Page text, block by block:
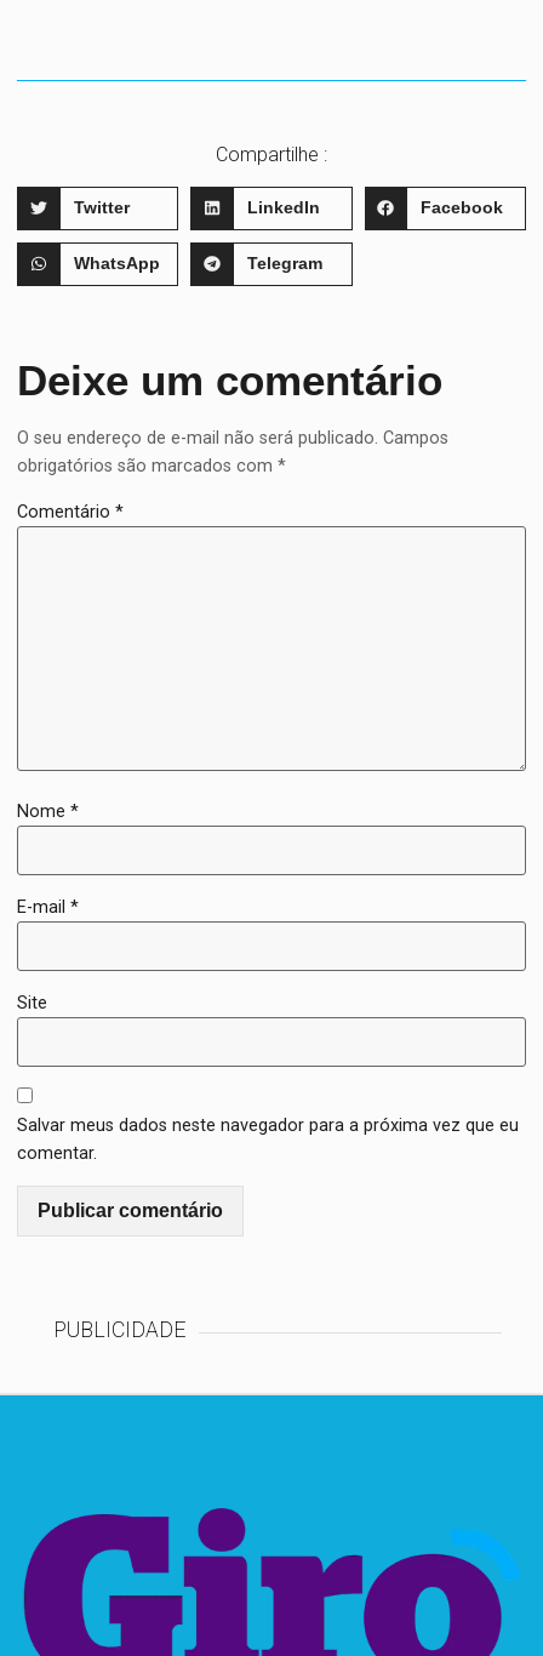
Compartilhe :
Twitter LinkedIn Facebook
WhatsApp Telegram
Deixe um comentário
O seu endereço de e-mail não será publicado. Campos
obrigatórios são marcados com*
Comentário*
Nome*
E-mail*
Site
Salvar meus dados neste navegador para a próxima vez que eu
comentar.
PUBLICIDADE